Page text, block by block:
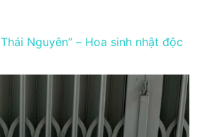
Nguyên” – Hoa sinh nhật độc